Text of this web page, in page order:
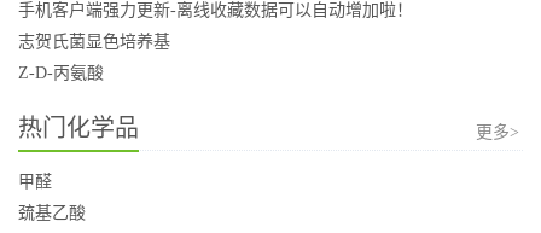
手机客户端强力更新-离线收藏数据可以自动增加啦！
志贺氏菌显色培养基
Z-D-丙氨酸
热门化学品 更多>
甲醛
巯基乙酸